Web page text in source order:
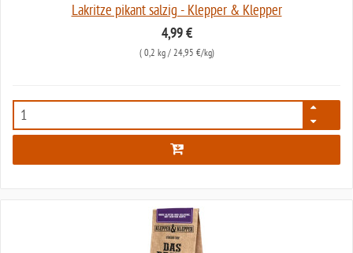
Lakritze pikant salzig - Klepper & Klepper
4,99 €
( 0,2 kg/ 24,95 €/kg)
7744